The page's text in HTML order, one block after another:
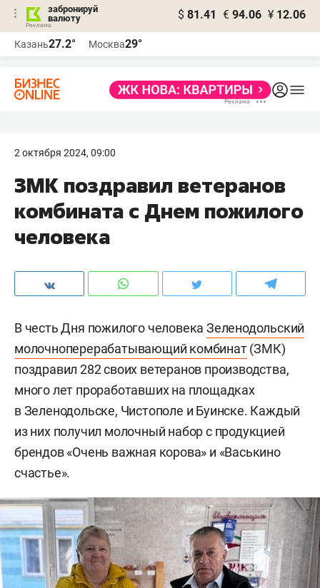
забронируй
валюту
$ 81.41 € 94.06 ¥ 12.06
Казань27.2° Москва29°
2 октября 2024, 09:00
ЗМК поздравил ветеранов
комбината с Днем пожилого
человека
В честь Дня пожилого человекаЗеленодольский
молочноперерабатывающий комбинат(ЗМК)
поздравил 282 своих ветеранов производства,
много лет проработавших на площадках
в Зеленодольске, Чистополе и Буинске. Каждый
из них получил молочный набор с продукцией
брендов «Очень важная корова» и «Васькино
счастье».